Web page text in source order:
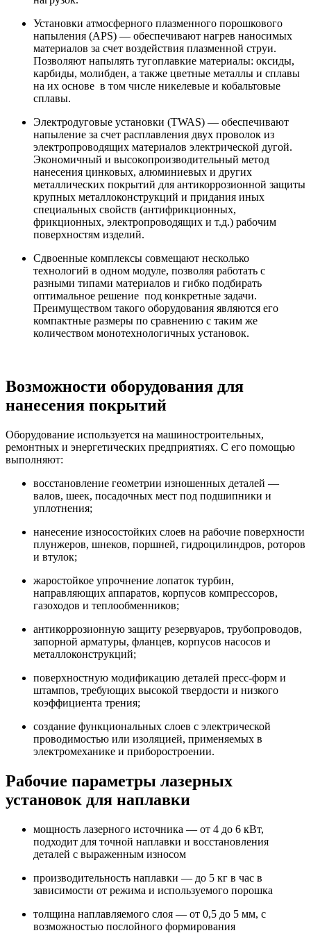
Установки атмосферного плазменного порошкового
напыления (APS) — обеспечивают нагрев наносимых
материалов за счет воздействия плазменной струи.
Позволяют напылять тугоплавкие материалы: оксиды,
карбиды, молибден, а также цветные металлы и сплавы
на их основе в том числе никелевые и кобальтовые
сплавы.
Электродуговые установки (TWAS) — обеспечивают
напыление за счет расплавления двух проволок из
электропроводящих материалов электрической дугой.
Экономичный и высокопроизводительный метод
нанесения цинковых, алюминиевых и других
металлических покрытий для антикоррозионной защиты
крупных металлоконструкций и придания иных
специальных свойств (антифрикционных,
фрикционных, электропроводящих и т.д.) рабочим
поверхностям изделий.
Сдвоенные комплексы совмещают несколько
технологий в одном модуле, позволяя работать с
разными типами материалов и гибко подбирать
оптимальное решение под конкретные задачи.
Преимуществом такого оборудования являются его
компактные размеры по сравнению с таким же
количеством монотехнологичных установок.
Возможности оборудования для
нанесения покрытий
Оборудование используется на машиностроительных,
ремонтных и энергетических предприятиях. С его помощью
выполняют:
восстановление геометрии изношенных деталей —
валов, шеек, посадочных мест под подшипники и
уплотнения;
нанесение износостойких слоев на рабочие поверхности
плунжеров, шнеков, поршней, гидроцилиндров, роторов
и втулок;
жаростойкое упрочнение лопаток турбин,
направляющих аппаратов, корпусов компрессоров,
газоходов и теплообменников;
антикоррозионную защиту резервуаров, трубопроводов,
запорной арматуры, фланцев, корпусов насосов и
металлоконструкций;
поверхностную модификацию деталей пресс-форм и
штампов, требующих высокой твердости и низкого
коэффициента трения;
создание функциональных слоев с электрической
проводимостью или изоляцией, применяемых в
электромеханике и приборостроении.
Рабочие параметры лазерных
установок для наплавки
мощность лазерного источника — от 4 до 6 кВт,
подходит для точной наплавки и восстановления
деталей с выраженным износом
производительность наплавки — до 5 кг в час в
зависимости от режима и используемого порошка
толщина наплавляемого слоя — от 0,5 до 5 мм, с
возможностью послойного формирования